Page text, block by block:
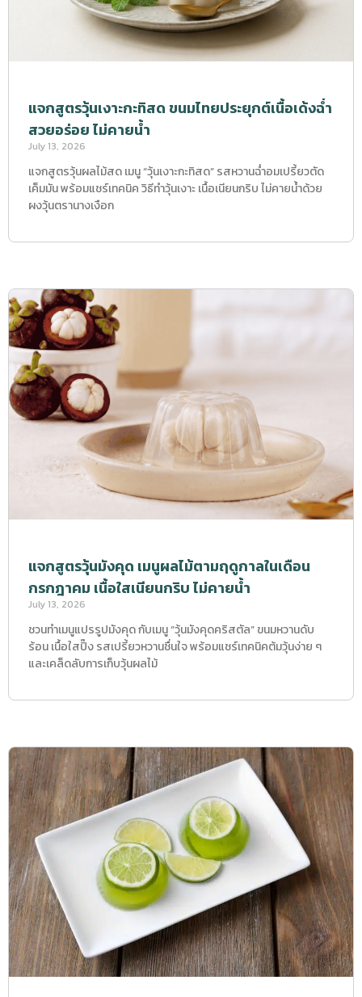
แจกสูตรวุ้นเงาะกะทิสด ขนมไทยประยุกต์เนื้อเด้งฉ่ำ
สวยอร่อย ไม่คายน้ำ
July 13, 2026
แจกสูตรวุ้นผลไม้สด เมนู “วุ้นเงาะกะทิสด” รสหวานฉ่ำอมเปรี้ยวตัด
เค็มมัน พร้อมแชร์เทคนิค วิธีทำวุ้นเงาะ เนื้อเนียนกริบ ไม่คายน้ำด้วย
ผงวุ้นตรานางเงือก
แจกสูตรวุ้นมังคุด เมนูผลไม้ตามฤดูกาลในเดือน
กรกฎาคม เนื้อใสเนียนกริบ ไม่คายน้ำ
July 13, 2026
ชวนทำเมนูแปรรูปมังคุด กับเมนู “วุ้นมังคุดคริสตัล” ขนมหวานดับ
ร้อน เนื้อใสปิ๊ง รสเปรี้ยวหวานชื่นใจ พร้อมแชร์เทคนิคต้มวุ้นง่าย ๆ
และเคล็ดลับการเก็บวุ้นผลไม้